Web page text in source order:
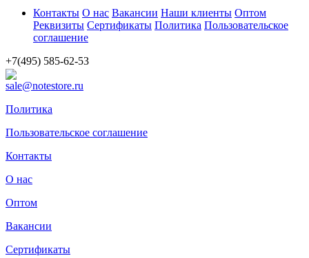
Контакты О нас Вакансии Наши клиенты Оптом
Реквизиты Сертификаты Политика Пользовательское
соглашение
+7(495) 585-62-53
sale@notestore.ru
Политика
Пользовательское соглашение
Контакты
О нас
Оптом
Вакансии
Сертификаты